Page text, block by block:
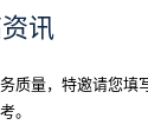
讯
质量，特邀请您填
。